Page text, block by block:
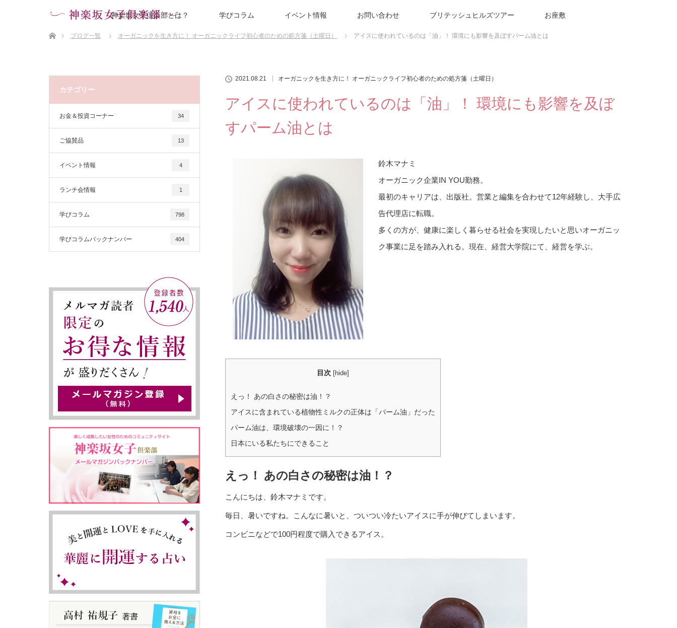
神楽坂女子倶楽部とは？ 学びコラム イベント情報 お問い合わせ ブリテッシュヒルズツアー お座敷
ブログ一覧
オーガニックを生き方に！ オーガニックライフ初心者のための処方箋（土曜日） アイスに使われているのは「油」！ 環境にも影響を及ぼすパーム油とは
2021.08.21 オーガニックを生き方に！ オーガニックライフ初心者のための処方箋（土曜日）
アイスに使われているのは「油」！ 環境にも影響を及ぼ
すパーム油とは
鈴木マナミ
オーガニック企業IN YOU勤務。
最初のキャリアは、出版社。営業と編集を合わせて12年経験し、大手広
告代理店に転職。
多くの方が、健康に楽しく暮らせる社会を実現したいと思いオーガニッ
ク事業に足を踏み入れる。現在、経営大学院にて、経営を学ぶ。
目次 [hide]
えっ！ あの白さの秘密は油！？
アイスに含まれている植物性ミルクの正体は「パーム油」だった
パーム油は、環境破壊の一因に！？
日本にいる私たちにできること
えっ！ あの白さの秘密は油！？
こんにちは、鈴木マナミです。
毎日、暑いですね。こんなに暑いと、ついつい冷たいアイスに手が伸びてしまいます。
コンビニなどで100円程度で購入できるアイス。
カテゴリー
お金＆投資コーナー 34
ご協賛品 13
イベント情報 4
ランチ会情報 1
学びコラム 798
学びコラムバックナンバー 404